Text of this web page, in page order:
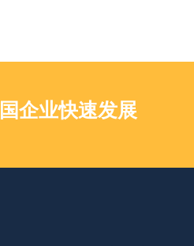
企业快速发展